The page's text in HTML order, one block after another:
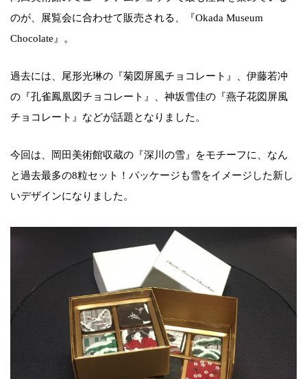
のが、展覧会に合わせて販売される、『Okada Museum
Chocolate』。
過去には、尾形光琳の『菊図屏風チョコレート』、伊藤若冲
の『孔雀鳳凰図チョコレート』、神坂雪佳の『燕子花図屏風
チョコレート』などが話題となりました。
今回は、岡田美術館収蔵の『深川の雪』をモチーフに、なん
と過去最多の8粒セット！パッケージも雪をイメージした新し
いデザインになりました。